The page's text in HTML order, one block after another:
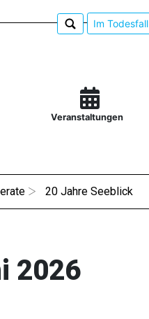
Im Todesfall
Veranstaltungen
20 Jahre Seeblick
2026